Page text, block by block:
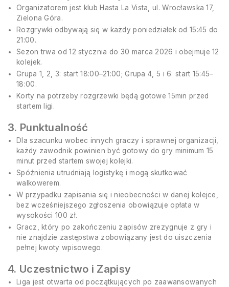
Organizatorem jest klub Hasta La Vista, ul. Wrocławska 17,
Zielona Góra.
Rozgrywki odbywają się w każdy poniedziałek od 15:45 do
21:00.
Sezon trwa od 12 stycznia do 30 marca 2026 i obejmuje 12
kolejek.
Grupa 1, 2, 3: start 18:00–21:00; Grupa 4, 5 i 6: start 15:45–
18:00.
Korty na potrzeby rozgrzewki będą gotowe 15min przed
startem ligi.
3. Punktualność
Dla szacunku wobec innych graczy i sprawnej organizacji,
każdy zawodnik powinien być gotowy do gry minimum 15
minut przed startem swojej kolejki.
Spóźnienia utrudniają logistykę i mogą skutkować
walkowerem.
W przypadku zapisania się i nieobecności w danej kolejce,
bez wcześniejszego zgłoszenia obowiązuje opłata w
wysokości 100 zł.
Gracz, który po zakończeniu zapisów zrezygnuje z gry i
nie znajdzie zastępstwa zobowiązany jest do uiszczenia
pełnej kwoty wpisowego.
4. Uczestnictwo i Zapisy
Liga jest otwarta od początkujących po zaawansowanych